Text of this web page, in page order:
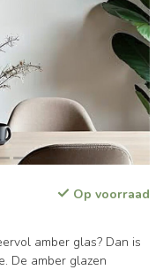
Op voorraad
amber glas? Dan is
De amber glazen